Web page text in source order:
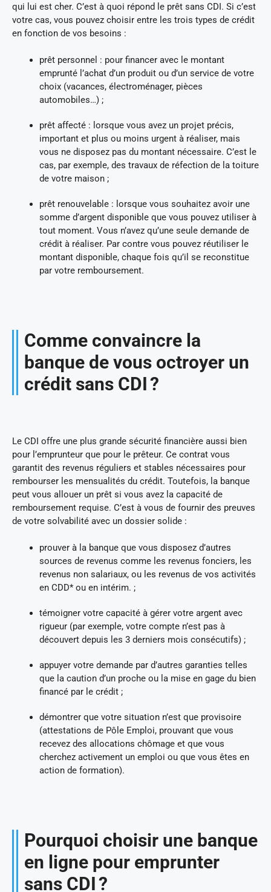
qui lui est cher. C’est à quoi répond le prêt sans CDI. Si c’est
votre cas, vous pouvez choisir entre les trois types de crédit
en fonction de vos besoins :
prêt personnel : pour financer avec le montant
emprunté l’achat d’un produit ou d’un service de votre
choix (vacances, électroménager, pièces
automobiles…) ;
prêt affecté : lorsque vous avez un projet précis,
important et plus ou moins urgent à réaliser, mais
vous ne disposez pas du montant nécessaire. C’est le
cas, par exemple, des travaux de réfection de la toiture
de votre maison ;
prêt renouvelable : lorsque vous souhaitez avoir une
somme d’argent disponible que vous pouvez utiliser à
tout moment. Vous n’avez qu’une seule demande de
crédit à réaliser. Par contre vous pouvez réutiliser le
montant disponible, chaque fois qu’il se reconstitue
par votre remboursement.
Comme convaincre la
banque de vous octroyer un
crédit sans CDI ?
Le CDI offre une plus grande sécurité financière aussi bien
pour l’emprunteur que pour le prêteur. Ce contrat vous
garantit des revenus réguliers et stables nécessaires pour
rembourser les mensualités du crédit. Toutefois, la banque
peut vous allouer un prêt si vous avez la capacité de
remboursement requise. C’est à vous de fournir des preuves
de votre solvabilité avec un dossier solide :
prouver à la banque que vous disposez d’autres
sources de revenus comme les revenus fonciers, les
revenus non salariaux, ou les revenus de vos activités
en CDD* ou en intérim. ;
témoigner votre capacité à gérer votre argent avec
rigueur (par exemple, votre compte n’est pas à
découvert depuis les 3 derniers mois consécutifs) ;
appuyer votre demande par d’autres garanties telles
que la caution d’un proche ou la mise en gage du bien
financé par le crédit ;
démontrer que votre situation n’est que provisoire
(attestations de Pôle Emploi, prouvant que vous
recevez des allocations chômage et que vous
cherchez activement un emploi ou que vous êtes en
action de formation).
Pourquoi choisir une banque
en ligne pour emprunter
sans CDI ?